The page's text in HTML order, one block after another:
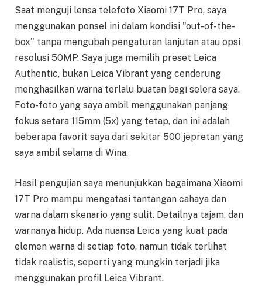
Saat menguji lensa telefoto Xiaomi 17T Pro, saya
menggunakan ponsel ini dalam kondisi "out-of-the-
box" tanpa mengubah pengaturan lanjutan atau opsi
resolusi 50MP. Saya juga memilih preset Leica
Authentic, bukan Leica Vibrant yang cenderung
menghasilkan warna terlalu buatan bagi selera saya.
Foto-foto yang saya ambil menggunakan panjang
fokus setara 115mm (5x) yang tetap, dan ini adalah
beberapa favorit saya dari sekitar 500 jepretan yang
saya ambil selama di Wina.
Hasil pengujian saya menunjukkan bagaimana Xiaomi
17T Pro mampu mengatasi tantangan cahaya dan
warna dalam skenario yang sulit. Detailnya tajam, dan
warnanya hidup. Ada nuansa Leica yang kuat pada
elemen warna di setiap foto, namun tidak terlihat
tidak realistis, seperti yang mungkin terjadi jika
menggunakan profil Leica Vibrant.